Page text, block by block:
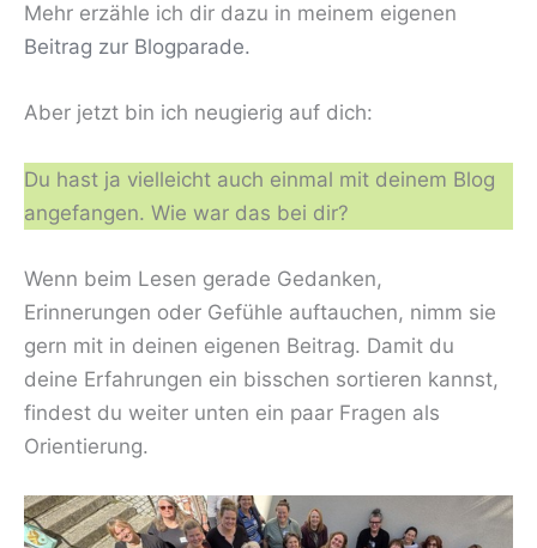
Mehr erzähle ich dir dazu in meinem eigenen
Beitrag zur Blogparade.
Aber jetzt bin ich neugierig auf dich:
Du hast ja vielleicht auch einmal mit deinem Blog
angefangen. Wie war das bei dir?
Wenn beim Lesen gerade Gedanken,
Erinnerungen oder Gefühle auftauchen, nimm sie
gern mit in deinen eigenen Beitrag. Damit du
deine Erfahrungen ein bisschen sortieren kannst,
findest du weiter unten ein paar Fragen als
Orientierung.